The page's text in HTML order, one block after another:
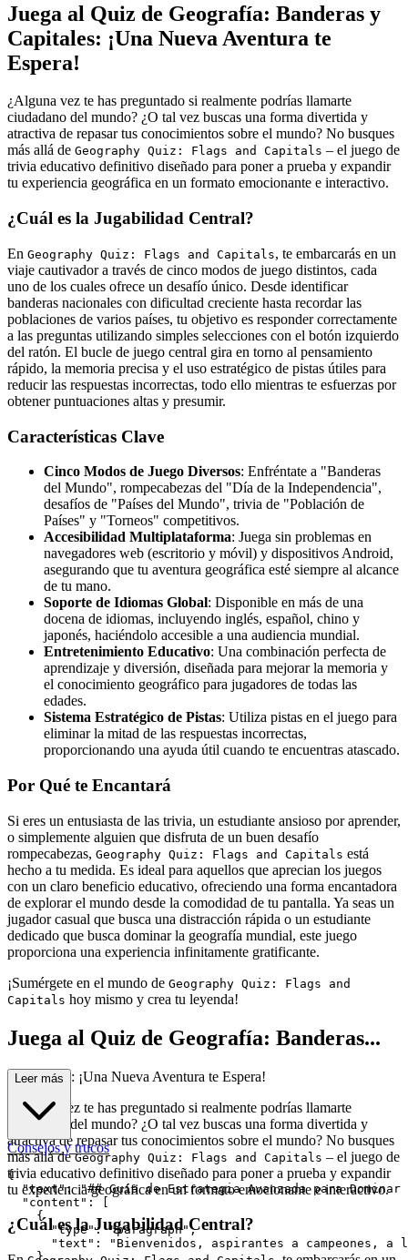
Juega al Quiz de Geografía: Banderas y
Capitales: ¡Una Nueva Aventura te
Espera!
¿Alguna vez te has preguntado si realmente podrías llamarte
ciudadano del mundo? ¿O tal vez buscas una forma divertida y
atractiva de repasar tus conocimientos sobre el mundo? No busques
más allá de Geography Quiz: Flags and Capitals – el juego de
trivia educativo definitivo diseñado para poner a prueba y expandir
tu experiencia geográfica en un formato emocionante e interactivo.
¿Cuál es la Jugabilidad Central?
En Geography Quiz: Flags and Capitals, te embarcarás en un
viaje cautivador a través de cinco modos de juego distintos, cada
uno de los cuales ofrece un desafío único. Desde identificar
banderas nacionales con dificultad creciente hasta recordar las
poblaciones de varios países, tu objetivo es responder correctamente
a las preguntas utilizando simples selecciones con el botón izquierdo
del ratón. El bucle de juego central gira en torno al pensamiento
rápido, la memoria precisa y el uso estratégico de pistas útiles para
reducir las respuestas incorrectas, todo ello mientras te esfuerzas por
obtener puntuaciones altas y presumir.
Características Clave
Cinco Modos de Juego Diversos: Enfréntate a "Banderas
del Mundo", rompecabezas del "Día de la Independencia",
desafíos de "Países del Mundo", trivia de "Población de
Países" y "Torneos" competitivos.
Accesibilidad Multiplataforma: Juega sin problemas en
navegadores web (escritorio y móvil) y dispositivos Android,
asegurando que tu aventura geográfica esté siempre al alcance
de tu mano.
Soporte de Idiomas Global: Disponible en más de una
docena de idiomas, incluyendo inglés, español, chino y
japonés, haciéndolo accesible a una audiencia mundial.
Entretenimiento Educativo: Una combinación perfecta de
aprendizaje y diversión, diseñada para mejorar la memoria y
el conocimiento geográfico para jugadores de todas las
edades.
Sistema Estratégico de Pistas: Utiliza pistas en el juego para
eliminar la mitad de las respuestas incorrectas,
proporcionando una ayuda útil cuando te encuentras atascado.
Por Qué te Encantará
Si eres un entusiasta de las trivia, un estudiante ansioso por aprender,
o simplemente alguien que disfruta de un buen desafío
rompecabezas, Geography Quiz: Flags and Capitals está
hecho a tu medida. Es ideal para aquellos que aprecian los juegos
con un claro beneficio educativo, ofreciendo una forma encantadora
de explorar el mundo desde la comodidad de tu pantalla. Ya seas un
jugador casual que busca una distracción rápida o un estudiante
dedicado que busca dominar la geografía mundial, este juego
proporciona una experiencia infinitamente gratificante.
¡Sumérgete en el mundo de Geography Quiz: Flags and
Capitals hoy mismo y crea tu leyenda!
Juega al Quiz de Geografía: Banderas...
y Capitales: ¡Una Nueva Aventura te Espera!
¿Alguna vez te has preguntado si realmente podrías llamarte
ciudadano del mundo? ¿O tal vez buscas una forma divertida y
atractiva de repasar tus conocimientos sobre el mundo? No busques
más allá deGeography Quiz: Flags and Capitals – el juego de
trivia educativo definitivo diseñado para poner a prueba y expandir
tu experiencia geográfica en un formato emocionante e interactivo.
¿Cuál es la Jugabilidad Central?
Leer más
Consejos y trucos
{
"text": "## Guía de Estrategia Avanzada para
  "content": [
    {
      "type": "paragraph",
"text": "Bienvenidos, aspirantes a campeones, a
    },